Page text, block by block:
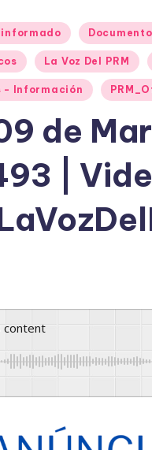
La Voz Del PRM
- Información
de
|
content